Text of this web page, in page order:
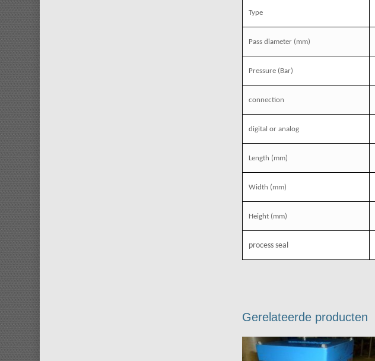
Type
Pass diameter (mm)
Pressure (Bar)
connection
digital or analog
Length (mm)
Width (mm)
Height (mm)
process seal
Gerelateerde producten